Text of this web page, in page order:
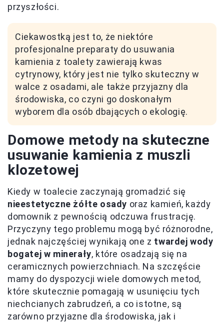
przyszłości.
Ciekawostką jest to, że niektóre
profesjonalne preparaty do usuwania
kamienia z toalety zawierają kwas
cytrynowy, który jest nie tylko skuteczny w
walce z osadami, ale także przyjazny dla
środowiska, co czyni go doskonałym
wyborem dla osób dbających o ekologię.
Domowe metody na skuteczne
usuwanie kamienia z muszli
klozetowej
Kiedy w toalecie zaczynają gromadzić się
nieestetyczne żółte osady oraz kamień, każdy
domownik z pewnością odczuwa frustrację.
Przyczyny tego problemu mogą być różnorodne,
jednak najczęściej wynikają one z twardej wody
bogatej w minerały, które osadzają się na
ceramicznych powierzchniach. Na szczęście
mamy do dyspozycji wiele domowych metod,
które skutecznie pomagają w usunięciu tych
niechcianych zabrudzeń, a co istotne, są
zarówno przyjazne dla środowiska, jak i